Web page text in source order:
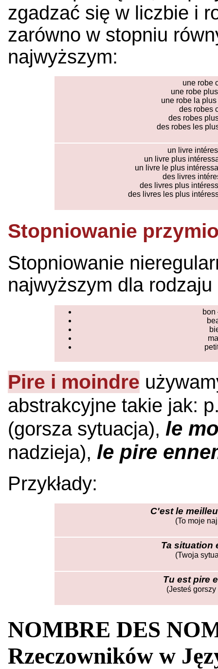
zgadzać się w liczbie i
zarówno w stopniu
najwyższym:
une robe
une robe
une robe la
des robes
des robes
des robes les
un livre
un livre plus
un livre le plus
des livres
des livres plus
des livres les plus
Stopniowanie
Stopniowanie
najwyższym dla
bon
Pire i moindre
abstrakcyjne takie jak:
(gorsza sytuacja), le
nadzieja), le pire
Przykłady:
C'est le
(To moje
Ta situation
(Twoja
Tu est pire
(Jesteś
NOMBRE DES
Rzeczowników w